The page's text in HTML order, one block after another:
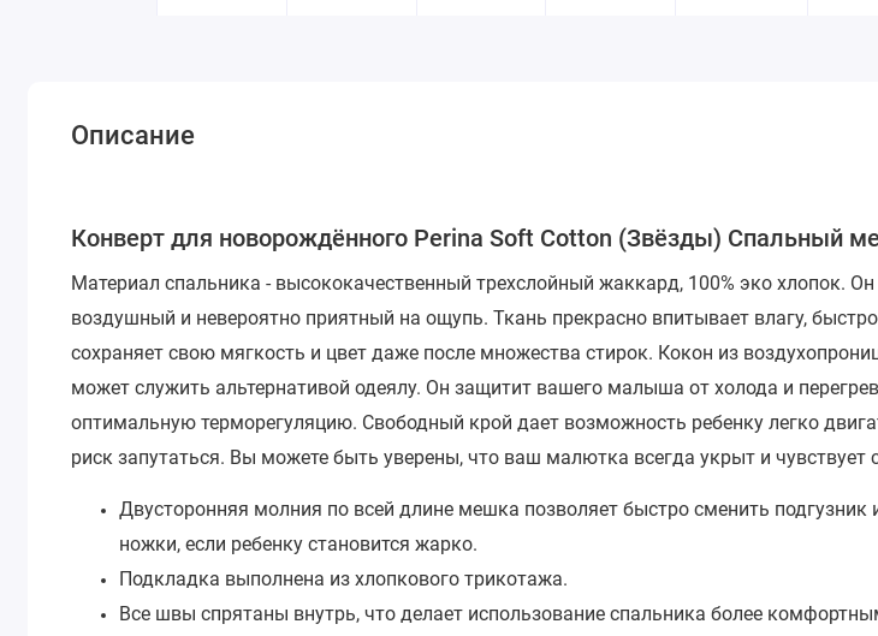
Описание
Конверт для новорождённого Perina Soft Cotton (Звёзды) Спальный
Материал спальника - высококачественный трехслойный жаккард, 100% эко хлопок. Он
воздушный и невероятно приятный на ощупь. Ткань прекрасно впитывает влагу, быстро
сохраняет свою мягкость и цвет даже после множества стирок. Кокон из
может служить альтернативой одеялу. Он защитит вашего малыша от холода и
оптимальную терморегуляцию. Свободный крой дает возможность ребенку легко
риск запутаться. Вы можете быть уверены, что ваш малютка всегда укрыт и чувствует
Двусторонняя молния по всей длине мешка позволяет быстро сменить подгузник
ножки, если ребенку становится жарко.
Подкладка выполнена из хлопкового трикотажа.
Все швы спрятаны внутрь, что делает использование спальника более